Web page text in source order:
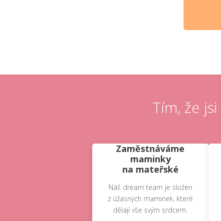
Tím, že
Zaměstnáváme
maminky
na mateřské
Náš dream team je složen
z úžasných maminek, které
dělají vše svým srdcem.